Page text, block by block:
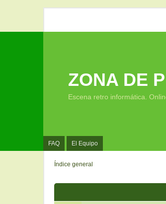
FAQ El Equipo
ZONA DE
Escena retro informática.
Índice general